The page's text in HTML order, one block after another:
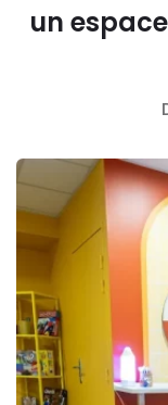
un